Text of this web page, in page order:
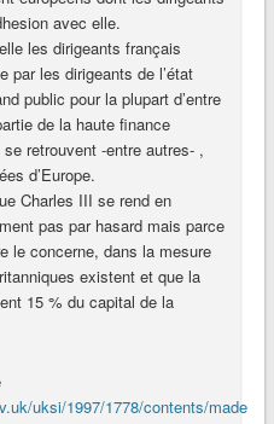
avec elle.
les dirigeants français
par les dirigeants de l’état
public pour la plupart d’entre
de la haute finance
retrouvent -entre autres- ,
d’Europe.
Charles III se rend en
pas par hasard mais parce
le concerne, dans la mesure
existent et que la
15 % du capital de la
uksi/1997/1778/contents/made